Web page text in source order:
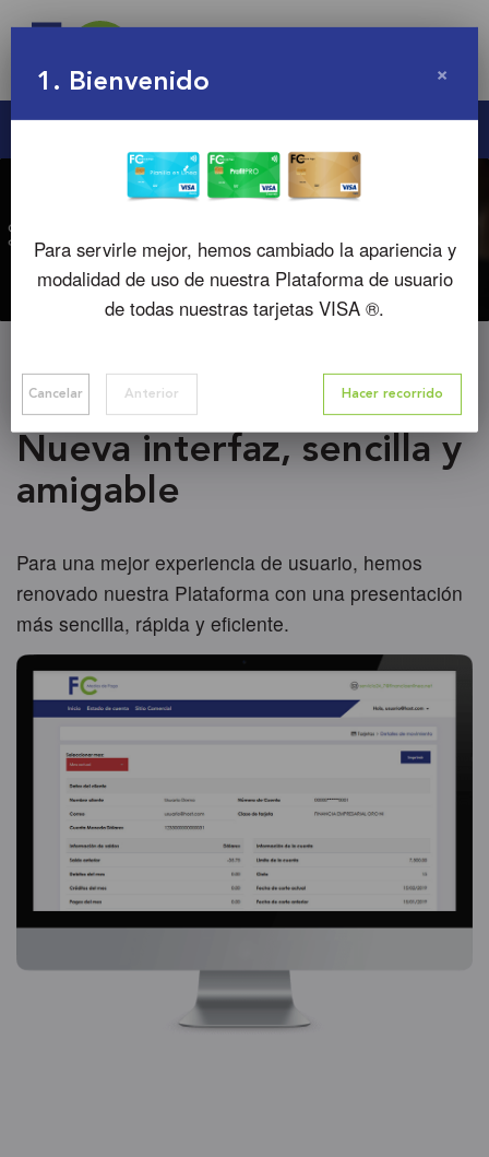
Nueva interfaz, sencilla y
amigable
Para una mejor experiencia de usuario, hemos
renovado nuestra Plataforma con una presentación
más sencilla, rápida y eficiente.
×
1 . Bienvenido
Para servirle mejor, hemos cambiado la apariencia y
modalidad de uso de nuestra Plataforma de usuario
de todas nuestras tarjetas VISA ®.
Cancelar Anterior Hacer recorrido